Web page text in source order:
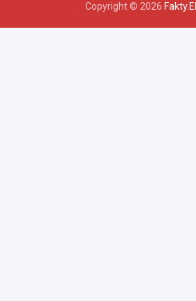
Copyright © 2026